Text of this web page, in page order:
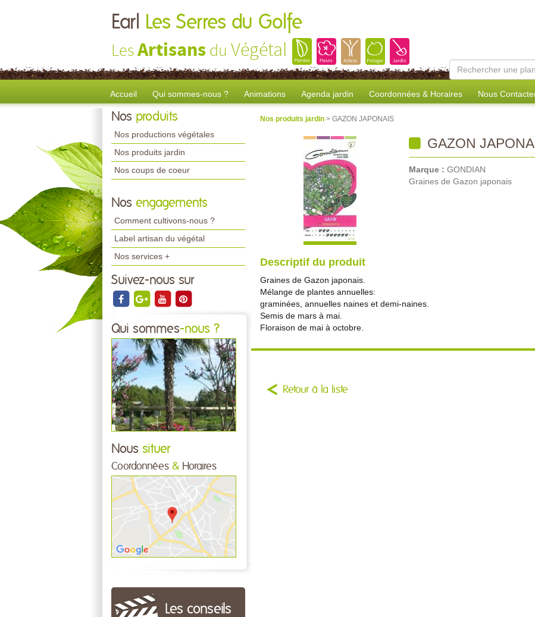
Earl Les Serres du Golfe
LesArtisans du Végétal
Accueil Qui sommes-nous ? Animations Agenda jardin Coordonnées & Horaires Nous
Nos produits
Nos productions végétales
Nos produits jardin
Nos coups de coeur
Nos engagements
Comment cultivons-nous ?
Label artisan du végétal
Nos services +
Suivez-nous sur
Qui sommes-nous ?
Nous situer
Coordonnées & Horaires
Les conseils
Nos produits jardin > GAZON JAPONAIS
GAZON
Marque : GONDIAN
Graines de Gazon japonais
Descriptif du produit
Graines de Gazon japonais.
Mélange de plantes annuelles:
graminées, annuelles naines et demi-naines.
Semis de mars à mai.
Floraison de mai à octobre.
Retour à la liste